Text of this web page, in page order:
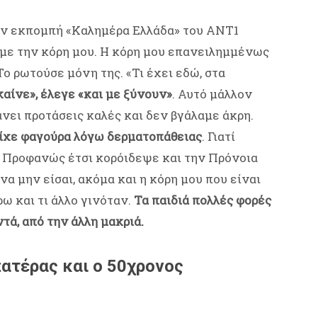
εκπομπή «Καλημέρα Ελλάδα» του ΑΝΤ1
με την κόρη μου. Η κόρη μου επανειλημμένως
ρωτούσε μόνη της. «Τι έχει εδώ, στα
έλεγε «και με ξύνουν». Αυτό μάλλον
προτάσεις καλές και δεν βγάλαμε άκρη.
φαγούρα λόγω δερματοπάθειας. Γιατί
έτσι κορόιδεψε και την Πρόνοια
μην είσαι, ακόμα και η κόρη μου που είναι
και τι άλλο γινόταν. Τα παιδιά πολλές φορές
από την άλλη μακριά.
και ο 50χρονος